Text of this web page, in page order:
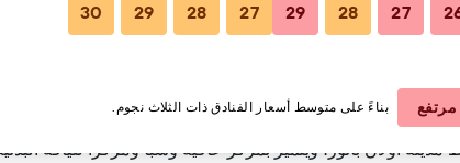
سيتي سنتر المصنف 4 نجوم في وسط مدينة أولان باتور، ويتميز بمركز عافية وسبا
27
28
29
27
28
29
30
مرتفع بناءً على متوسط أسعار الفنادق ذات الثلاث نجوم.